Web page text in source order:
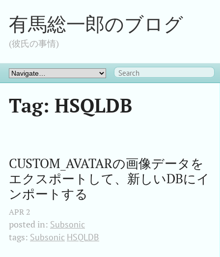
有馬総一郎のブログ
(彼氏の事情)
Tag: HSQLDB
CUSTOM_AVATARの画像データを
エクスポートして、新しいDBにイ
ンポートする
APR 2
posted in: Subsonic
tags: Subsonic HSQLDB